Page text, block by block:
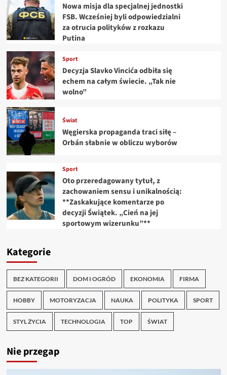
Nowa misja dla specjalnej jednostki
FSB. Wcześniej byli odpowiedzialni
za otrucia polityków z rozkazu
Putina
Sport
Decyzja Slavko Vincića odbiła się
echem na całym świecie. „Tak nie
wolno”
Świat
Węgierska propaganda traci siłę –
Orbán słabnie w obliczu wyborów
Sport
Oto przeredagowany tytuł, z
zachowaniem sensu i unikalnością:
**Zaskakujące komentarze po
decyzji Świątek. „Cień na jej
sportowym wizerunku”**
Kategorie
BEZ KATEGORII DOM I OGRÓD EKONOMIA FIRMA
HOBBY MOTORYZACJA NAUKA POLITYKA SPORT
STYL ŻYCIA TECHNOLOGIA TOP ŚWIAT
Nie przegap